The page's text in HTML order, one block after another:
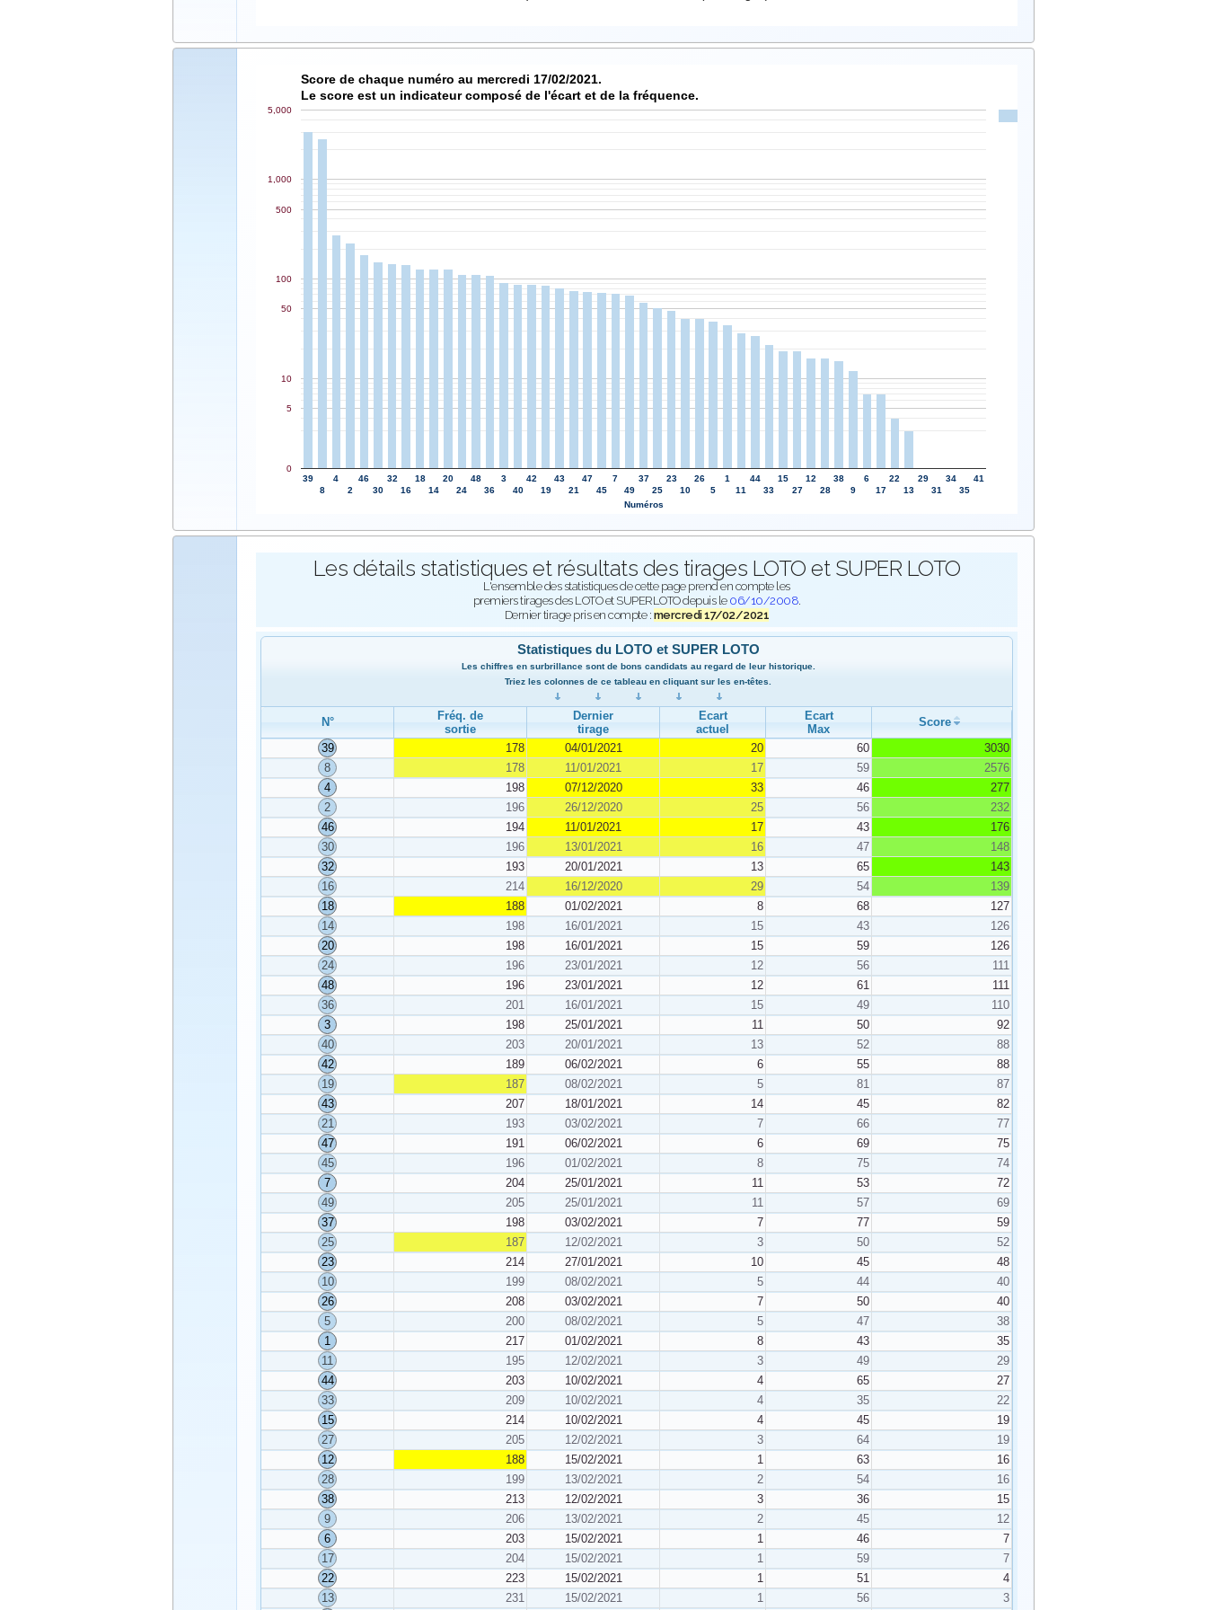
Score de chaque numéro au mercredi 17/02/2021.
Le score est un indicateur composé de l'écart et de la fréquence.
39
8
4
2
46
30
32
16
18
14
20
24
48
36
3
40
42
19
43
21
47
45
7
49
37
25
23
10
26
5
1
11
44
33
15
27
12
28
38
9
6
17
22
13
29
31
34
35
41
0
5
10
50
100
500
1,000
5,000
Numéros
Les détails statistiques et résultats des tirages LOTO et SUPER LOTO
L'ensemble des statistiques de cette page prend en compte les
premiers tirages des LOTO et SUPERLOTO depuis le 06/10/2008.
Dernier tirage pris en compte : mercredi 17/02/2021
Statistiques du LOTO et SUPER LOTO
Les chiffres en surbrillance sont de bons candidats au regard de leur historique.
Triez les colonnes de ce tableau en cliquant sur les en-têtes.
N°
Fréq. de
sortie
Dernier
tirage
Ecart
actuel
Ecart
Max
Score
39
178 04/01/2021 20 60
3030
8
178 11/01/2021 17 59
2576
4
198 07/12/2020 33 46
277
2
196 26/12/2020 25 56
232
46
194 11/01/2021 17 43
176
30
196 13/01/2021 16 47
148
32
193 20/01/2021 13 65
143
16
214 16/12/2020 29 54
139
18
188 01/02/2021 8 68
127
14
198 16/01/2021 15 43
126
20
198 16/01/2021 15 59
126
24
196 23/01/2021 12 56
111
48
196 23/01/2021 12 61
111
36
201 16/01/2021 15 49
110
3
198 25/01/2021 11 50
92
40
203 20/01/2021 13 52
88
42
189 06/02/2021 6 55
88
19
187 08/02/2021 5 81
87
43
207 18/01/2021 14 45
82
21
193 03/02/2021 7 66
77
47
191 06/02/2021 6 69
75
45
196 01/02/2021 8 75
74
7
204 25/01/2021 11 53
72
49
205 25/01/2021 11 57
69
37
198 03/02/2021 7 77
59
25
187 12/02/2021 3 50
52
23
214 27/01/2021 10 45
48
10
199 08/02/2021 5 44
40
26
208 03/02/2021 7 50
40
5
200 08/02/2021 5 47
38
1
217 01/02/2021 8 43
35
11
195 12/02/2021 3 49
29
44
203 10/02/2021 4 65
27
33
209 10/02/2021 4 35
22
15
214 10/02/2021 4 45
19
27
205 12/02/2021 3 64
19
12
188 15/02/2021 1 63
16
28
199 13/02/2021 2 54
16
38
213 12/02/2021 3 36
15
9
206 13/02/2021 2 45
12
6
203 15/02/2021 1 46
7
17
204 15/02/2021 1 59
7
22
223 15/02/2021 1 51
4
13
231 15/02/2021 1 56 3